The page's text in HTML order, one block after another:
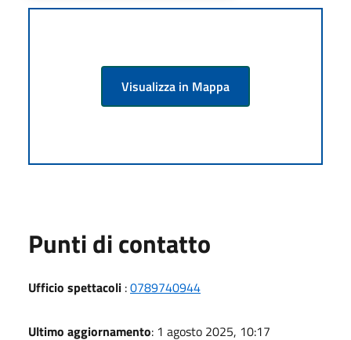
Visualizza in Mappa
Punti di contatto
Ufficio spettacoli :0789740944
Ultimo aggiornamento: 1 agosto 2025, 10:17